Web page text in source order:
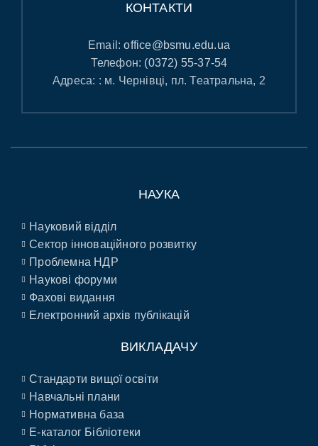
КОНТАКТИ
Email:office@bsmu.edu.ua
Телефон: (0372) 55-37-54
Адреса: : м. Чернівці, пл. Театральна, 2
НАУКА
Науковий відділ
Сектор інноваційного розвитку
Проблемна НДР
Наукові форуми
Фахові видання
Електронний архів публікацій
ВИКЛАДАЧУ
Стандарти вищої освіти
Навчальні плани
Нормативна база
E-каталог Бібліотеки